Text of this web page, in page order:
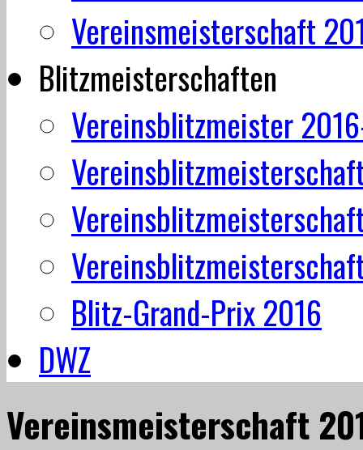
Vereinsmeisterschaft
Blitzmeisterschaften
Vereinsblitzmeister
Blitz-Grand-Prix 2016
DWZ
Vereinsmeisterschaft